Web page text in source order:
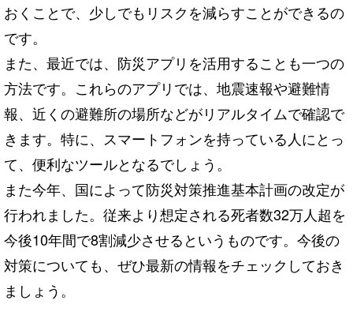
おくことで、少しでもリスクを減らすことができるの
です。
また、最近では、防災アプリを活用することも一つの
方法です。これらのアプリでは、地震速報や避難情
報、近くの避難所の場所などがリアルタイムで確認で
きます。特に、スマートフォンを持っている人にとっ
て、便利なツールとなるでしょう。
また今年、国によって防災対策推進基本計画の改定が
行われました。従来より想定される死者数32万人超を
今後10年間で8割減少させるというものです。今後の
対策についても、ぜひ最新の情報をチェックしておき
ましょう。